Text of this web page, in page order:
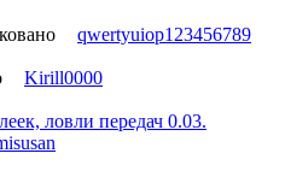
qwertyuiop123456789
Kirill0000
ловли передач 0.03.